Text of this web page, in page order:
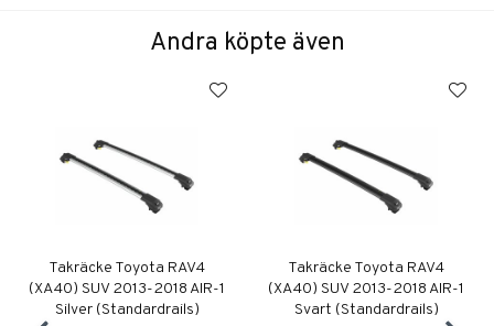
Andra köpte även
Takräcke Toyota RAV4
(XA40) SUV 2013-2018 AIR-1
Silver (Standardrails)
Takräcke Toyota RAV4
(XA40) SUV 2013-2018 AIR-1
Svart (Standardrails)